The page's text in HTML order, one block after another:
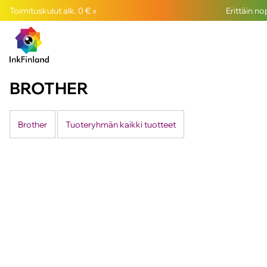
Toimituskulut alk. 0 € » Erittäin
BROTHER
Brother Tuoteryhmän kaikki tuotteet